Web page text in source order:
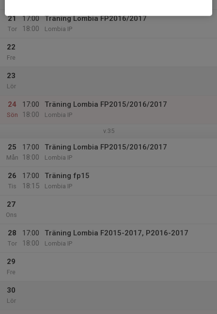
21
Tor
17:00
18:00
Träning Lombia FP2016/2017
Lombia IP
22
Fre
23
Lör
24
Sön
17:00
18:00
Träning Lombia FP2015/2016/2017
Lombia IP
v.35
25
Mån
17:00
18:00
Träning Lombia FP2015/2016/2017
Lombia IP
26
Tis
17:00
18:15
Träning fp15
Lombia IP
27
Ons
28
Tor
17:00
18:00
Träning Lombia F2015-2017, P2016-2017
Lombia IP
29
Fre
30
Lör